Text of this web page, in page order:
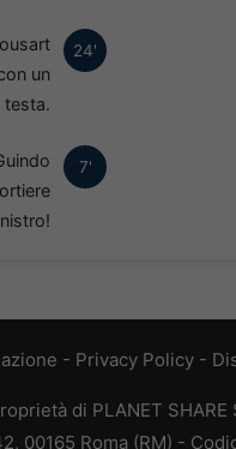
24'
un
testa.
7'
- Privacy Policy -
di PLANET SHARE
00165 Roma (RM) -